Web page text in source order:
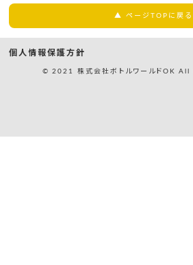
▲ ページTOPに戻る
個人情報保護方針
© 2021 株式会社ボトルワールドOK